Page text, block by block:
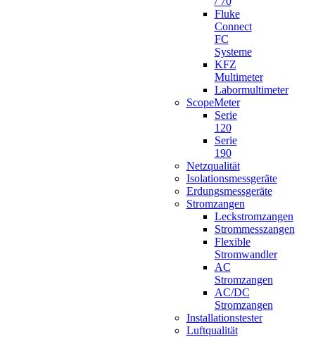
Fluke
Connect
FC
Systeme
KFZ
Multimeter
Labormultimeter
ScopeMeter
Serie
120
Serie
190
Netzqualität
Isolationsmessgeräte
Erdungsmessgeräte
Stromzangen
Leckstromzangen
Strommesszangen
Flexible
Stromwandler
AC
Stromzangen
AC/DC
Stromzangen
Installationstester
Luftqualität